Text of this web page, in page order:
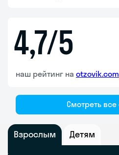
4,7/5
наш рейтинг на otzovik.com
Смотреть
Взрослым Детям